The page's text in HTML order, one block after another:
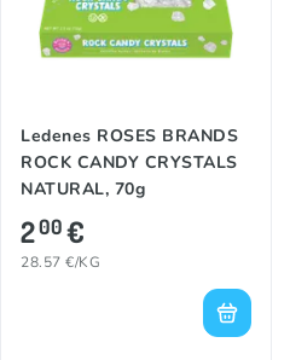
Ledenes ROSES BRANDS
ROCK CANDY CRYSTALS
NATURAL, 70g
200€
28.57 €/KG